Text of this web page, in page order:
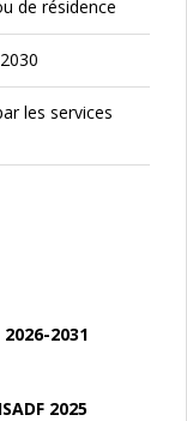
de résidence
les services
2031
2025